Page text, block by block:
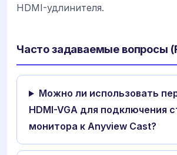
HDMI-удлинителя.
Часто задаваемые вопросы
Можно ли использовать
HDMI-VGA для подключения
монитора к Anyview Cast?